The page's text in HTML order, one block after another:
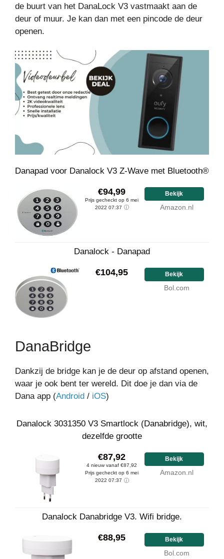
de buurt van het DanaLock V3 vastmaakt aan de
deur of muur. Je kan dan met een pincode de deur
openen.
Danapad voor Danalock V3 Z-Wave met Bluetooth®
€94,99
Prijs gecheckt op 6 mei
2022 07:37
Bekijk
Amazon.nl
Danalock - Danapad
€104,95 Bekijk
Bol.com
DanaBridge
Dankzij de bridge kan je de deur op afstand openen,
waar je ook bent ter wereld. Dit doe je dan via de
Dana app (Android / iOS)
Danalock 3031350 V3 Smartlock (Danabridge), wit,
dezelfde grootte
€87,92
4 nieuw vanaf €87,92
Prijs gecheckt op 6 mei
2022 07:37
Bekijk
Amazon.nl
Danalock Danabridge V3. Wifi bridge.
€88,95 Bekijk
Bol.com